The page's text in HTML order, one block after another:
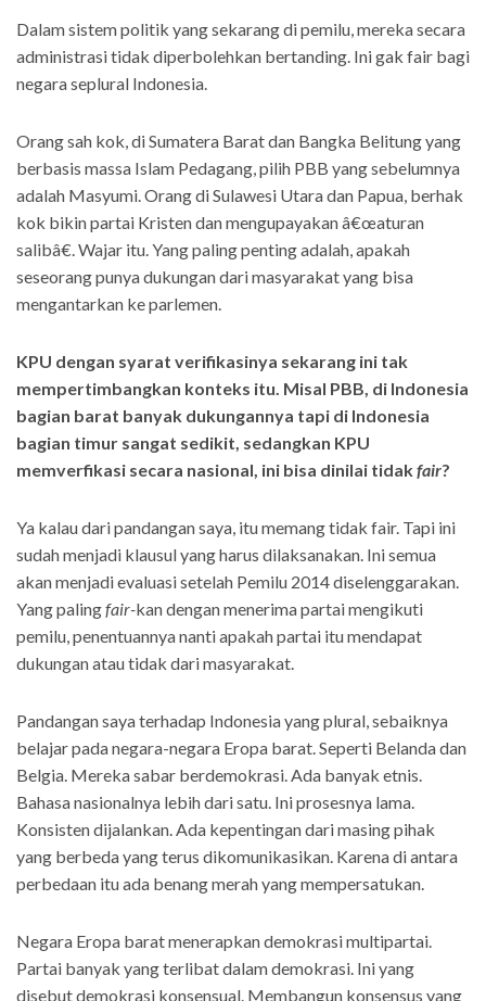
Dalam sistem politik yang sekarang di pemilu, mereka secara
administrasi tidak diperbolehkan bertanding. Ini gak fair bagi
negara seplural Indonesia.
Orang sah kok, di Sumatera Barat dan Bangka Belitung yang
berbasis massa Islam Pedagang, pilih PBB yang sebelumnya
adalah Masyumi. Orang di Sulawesi Utara dan Papua, berhak
kok bikin partai Kristen dan mengupayakan â€œaturan
salibâ€. Wajar itu. Yang paling penting adalah, apakah
seseorang punya dukungan dari masyarakat yang bisa
mengantarkan ke parlemen.
KPU dengan syarat verifikasinya sekarang ini tak
mempertimbangkan konteks itu. Misal PBB, di Indonesia
bagian barat banyak dukungannya tapi di Indonesia
bagian timur sangat sedikit, sedangkan KPU
memverfikasi secara nasional, ini bisa dinilai tidakfair?
Ya kalau dari pandangan saya, itu memang tidak fair. Tapi ini
sudah menjadi klausul yang harus dilaksanakan. Ini semua
akan menjadi evaluasi setelah Pemilu 2014 diselenggarakan.
Yang palingfair-kan dengan menerima partai mengikuti
pemilu, penentuannya nanti apakah partai itu mendapat
dukungan atau tidak dari masyarakat.
Pandangan saya terhadap Indonesia yang plural, sebaiknya
belajar pada negara-negara Eropa barat. Seperti Belanda dan
Belgia. Mereka sabar berdemokrasi. Ada banyak etnis.
Bahasa nasionalnya lebih dari satu. Ini prosesnya lama.
Konsisten dijalankan. Ada kepentingan dari masing pihak
yang berbeda yang terus dikomunikasikan. Karena di antara
perbedaan itu ada benang merah yang mempersatukan.
Negara Eropa barat menerapkan demokrasi multipartai.
Partai banyak yang terlibat dalam demokrasi. Ini yang
disebut demokrasi konsensual. Membangun konsensus yang